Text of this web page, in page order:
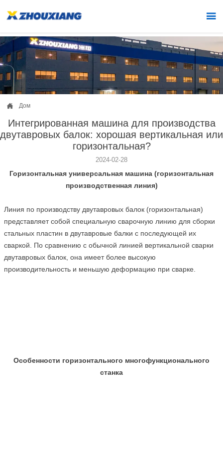

 Дом
Интегрированная машина для производства
двутавровых балок: хорошая вертикальная или
горизонтальная?
2024-02-28
Горизонтальная универсальная машина (горизонтальная
производственная линия)
Линия по производству двутавровых балок (горизонтальная)
представляет собой специальную сварочную линию для сборки
стальных пластин в двутавровые балки с последующей их
сваркой. По сравнению с обычной линией вертикальной сварки
двутавровых балок, она имеет более высокую
производительность и меньшую деформацию при сварке.
Особенности горизонтального многофункционального
станка